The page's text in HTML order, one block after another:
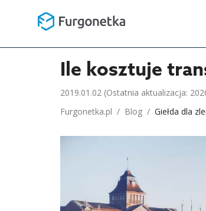
Ile kosztuje
2019.01.02 (Ostatnia aktualizacja:
Furgonetka.pl / Blog / Giełda dla